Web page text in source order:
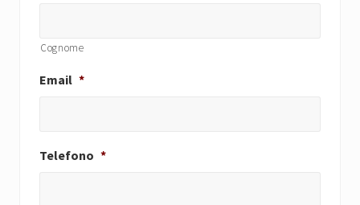
Cognome
Email *
Telefono *